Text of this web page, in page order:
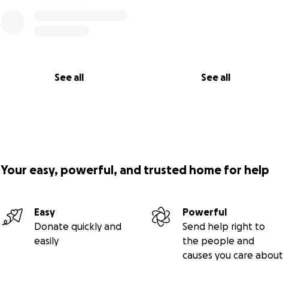
See all See all
Your easy, powerful, and trusted home for help
Easy
Donate quickly and
easily
Powerful
Send help right to
the people and
causes you care about